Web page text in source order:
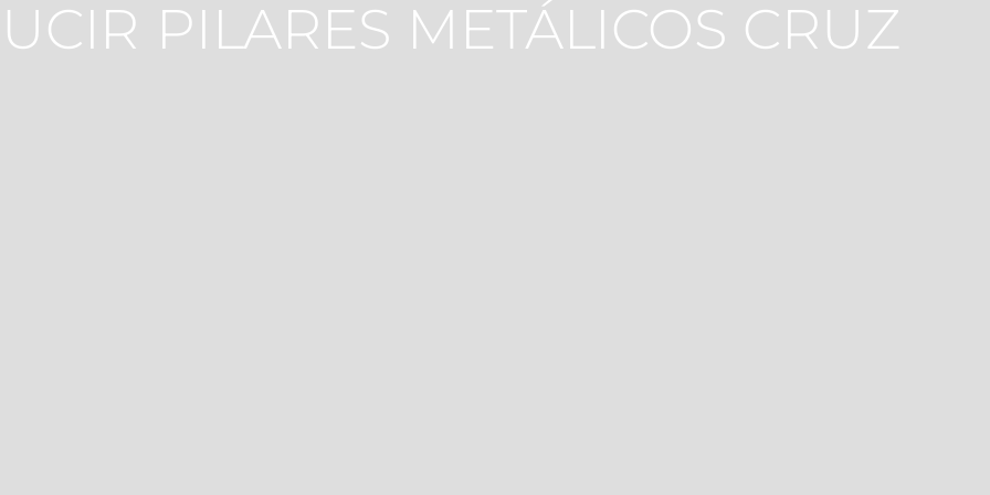
PILARES METÁLICOS CRUZ